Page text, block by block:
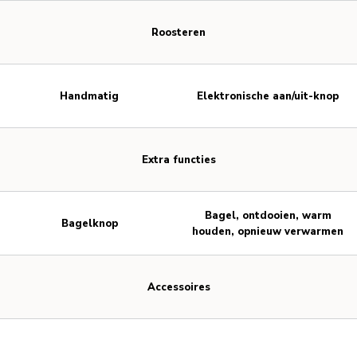
Roosteren
Extra functies
Accessoires
Handmatig
Bagelknop
Elektronische aan/uit-knop
Bagel, ontdooien, warm
houden, opnieuw verwarmen